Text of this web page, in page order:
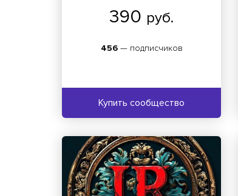
390 руб.
456— подписчиков
Купить сообщество